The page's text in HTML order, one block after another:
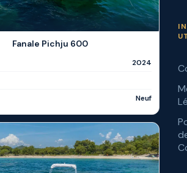
Fanale Pichju 600
2024
Neuf